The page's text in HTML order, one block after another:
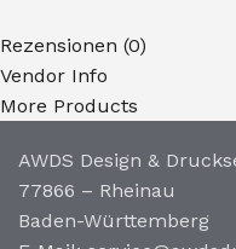
Rezensionen (0)
Vendor Info
More Products
AWDS Design &
77866 – Rheinau
Baden-Württemberg